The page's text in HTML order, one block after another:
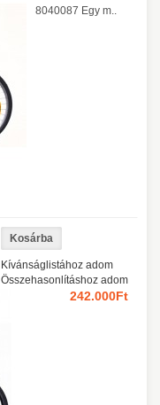
8040087 Egy m..
Kívánságlistához adom
Összehasonlításhoz adom
242.000Ft